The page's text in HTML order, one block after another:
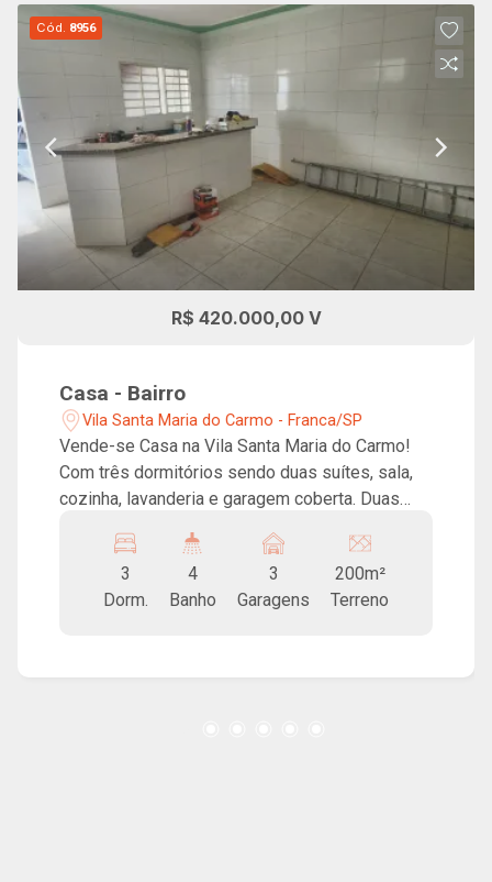
Cód. 8956
R$ 420.000,00 V
Casa - Bairro
Vila Santa Maria do Carmo - Franca/SP
Vende-se Casa na Vila Santa Maria do Carmo!
Com três dormitórios sendo duas suítes, sala,
cozinha, lavanderia e garagem coberta. Duas
utilizadas para atividade comercial.
3
Dorm.
4
Banho
3
Garagens
200m²
Terreno